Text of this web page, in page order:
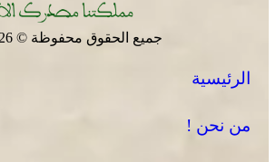
جميع الحقوق محفوظة © 2026
الرئيسية
من نحن !